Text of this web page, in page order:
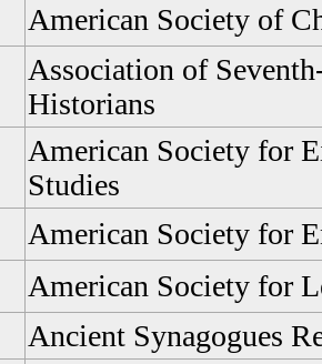
American Society of
Association of
Historians
American Society for
Studies
American Society for
American Society for
Ancient Synagogues